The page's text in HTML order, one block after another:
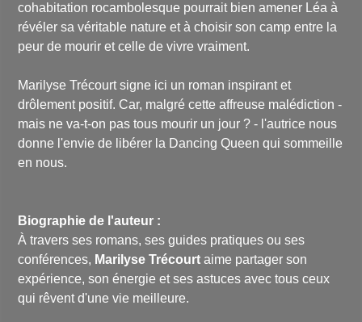
cohabitation rocambolesque pourrait bien amener Léa à
révéler sa véritable nature et à choisir son camp entre la
peur de mourir et celle de vivre vraiment.
Marilyse Trécourt signe ici un roman inspirant et
drôlement positif. Car, malgré cette affreuse malédiction -
mais ne va-t-on pas tous mourir un jour ? - l'autrice nous
donne l'envie de libérer la Dancing Queen qui sommeille
en nous.
Biographie de l'auteur :
À travers ses romans, ses guides pratiques ou ses
conférences, Marilyse Trécourt aime partager son
expérience, son énergie et ses astuces avec tous ceux
qui rêvent d'une vie meilleure.